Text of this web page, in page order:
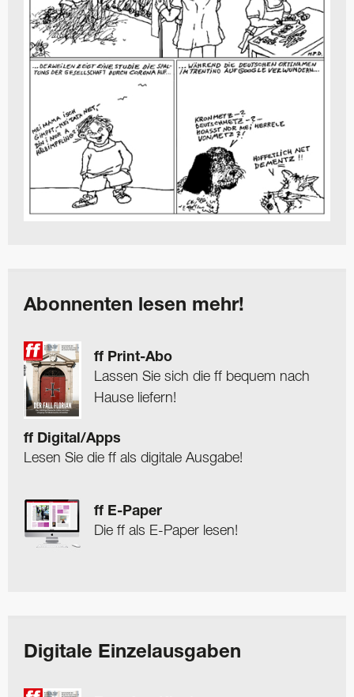
Abonnenten lesen mehr!
ff Print-Abo
Lassen Sie sich die ff bequem nach
Hause liefern!
ff Digital/Apps
Lesen Sie die ff als digitale Ausgabe!
ff E-Paper
Die ff als E-Paper lesen!
Digitale Einzelausgaben